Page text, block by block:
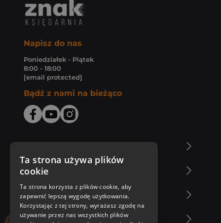
Napisz do nas
Poniedziałek - Piątek
8:00 - 18:00
[email protected]
Bądź z nami na bieżąco
Zakupy u nas
Nasza oferta
Nasi autorzy
Ta strona używa plików
cookie
Ta strona korzysta z plików cookie, aby
zapewnić lepszą wygodę użytkowania.
Korzystając z tej strony, wyrażasz zgodę na
używanie przez nas wszystkich plików